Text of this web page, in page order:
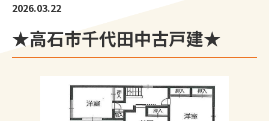
2026.03.22
★高石市千代田中古戸建★